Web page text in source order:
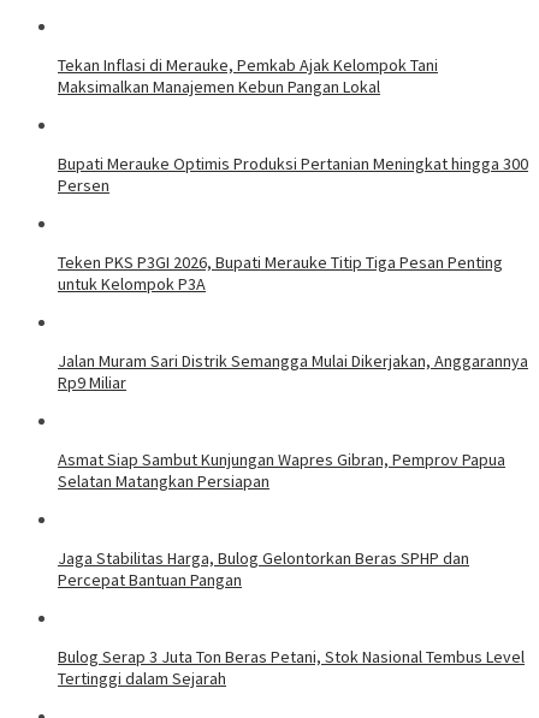
Tekan Inflasi di Merauke, Pemkab Ajak Kelompok Tani
Maksimalkan Manajemen Kebun Pangan Lokal
Bupati Merauke Optimis Produksi Pertanian Meningkat hingga 300
Persen
Teken PKS P3GI 2026, Bupati Merauke Titip Tiga Pesan Penting
untuk Kelompok P3A
Jalan Muram Sari Distrik Semangga Mulai Dikerjakan, Anggarannya
Rp9 Miliar
Asmat Siap Sambut Kunjungan Wapres Gibran, Pemprov Papua
Selatan Matangkan Persiapan
Jaga Stabilitas Harga, Bulog Gelontorkan Beras SPHP dan
Percepat Bantuan Pangan
Bulog Serap 3 Juta Ton Beras Petani, Stok Nasional Tembus Level
Tertinggi dalam Sejarah